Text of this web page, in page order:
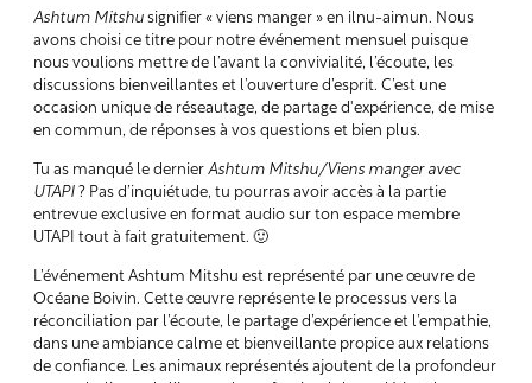
Ashtum Mitshu signifier « viens manger » en ilnu-aimun. Nous
avons choisi ce titre pour notre événement mensuel puisque
nous voulions mettre de l’avant la convivialité, l’écoute, les
discussions bienveillantes et l’ouverture d’esprit. C’est une
occasion unique de réseautage, de partage d'expérience, de mise
en commun, de réponses à vos questions et bien plus.
Tu as manqué le dernier Ashtum Mitshu/Viens manger avec
UTAPI ? Pas d’inquiétude, tu pourras avoir accès à la partie
entrevue exclusive en format audio sur ton espace membre
UTAPI tout à fait gratuitement. 🙂
L’événement Ashtum Mitshu est représenté par une œuvre de
Océane Boivin. Cette œuvre représente le processus vers la
réconciliation par l’écoute, le partage d’expérience et l’empathie,
dans une ambiance calme et bienveillante propice aux relations
de confiance. Les animaux représentés ajoutent de la profondeur